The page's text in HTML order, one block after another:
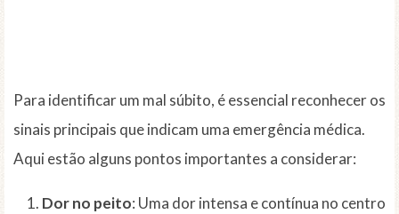
Para identificar um mal súbito, é essencial reconhecer os
sinais principais que indicam uma emergência médica.
Aqui estão alguns pontos importantes a considerar:
Dor no peito: Uma dor intensa e contínua no centro